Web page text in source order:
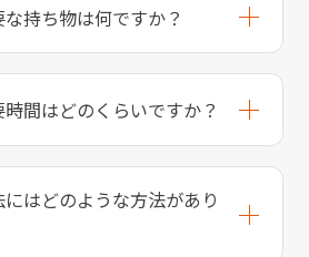
持ち物は何ですか？
間はどのくらいですか？
はどのような方法があり